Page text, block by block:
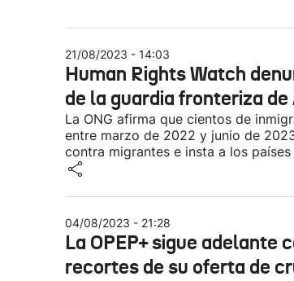
21/08/2023 - 14:03
Human Rights Watch
de la guardia fronteriza de
La ONG afirma que cientos de
entre marzo de 2022 y junio de
contra migrantes e insta a los
04/08/2023 - 21:28
La OPEP+ sigue adelante
recortes de su oferta de